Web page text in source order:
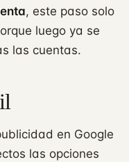
, este paso solo
luego ya se
las cuentas.
en Google
las opciones